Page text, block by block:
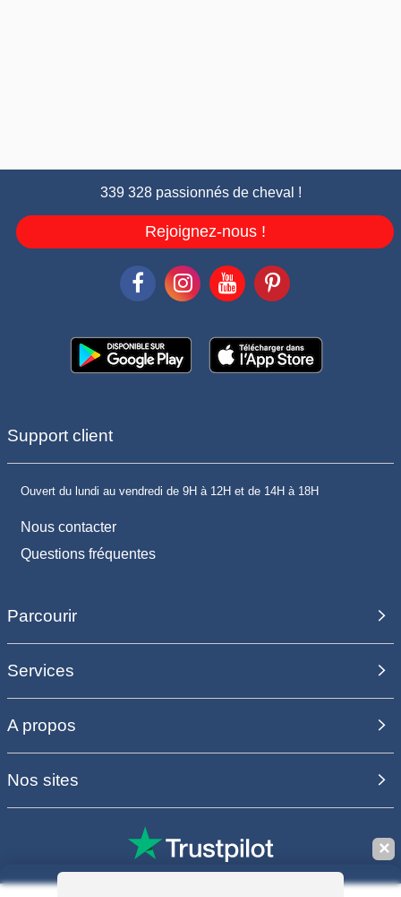
339 328 passionnés de cheval !
Rejoignez-nous !
Support client
Ouvert du lundi au vendredi de 9H à 12H et de 14H à 18H
Nous contacter
Questions fréquentes
Parcourir
Services
A propos
Nos sites
✕